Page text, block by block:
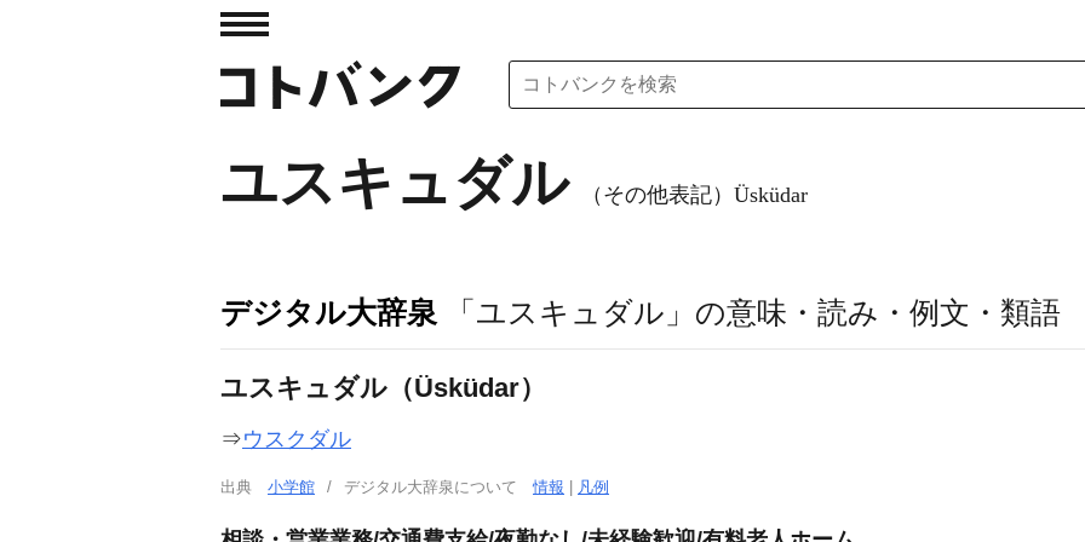
ユスキュダル （その他表記）Üsküdar
デジタル大辞泉 「ユスキュダル」の意味・読み・例文・類語
ユスキュダル（Üsküdar）
⇒ウスクダル
出典 小学館 デジタル大辞泉について情報 凡例